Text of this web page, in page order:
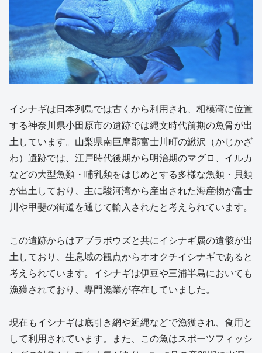
イシナギは日本列島では古くから利用され、相模湾に位置
する神奈川県小田原市の遺跡では縄文時代前期の魚骨が出
土しています。山梨県南巨摩郡富士川町の鰍沢（かじかざ
わ）遺跡では、江戸時代後期から明治期のマグロ、イルカ
などの大型魚類・哺乳類をはじめとする多様な魚類・貝類
が出土しており、主に駿河湾から産出された海産物が富士
川や甲斐の街道を通じて輸入されたと考えられています。
この遺跡からはアブラボウズと共にイシナギ属の遺骸が出
土しており、生息域の観点からオオクチイシナギであると
考えられています。イシナギは伊豆や三浦半島においても
漁獲されており、専門漁業が存在していました。
現在もイシナギは底引き網や延縄などで漁獲され、食用と
して利用されています。また、この魚はスポーツフィッシ